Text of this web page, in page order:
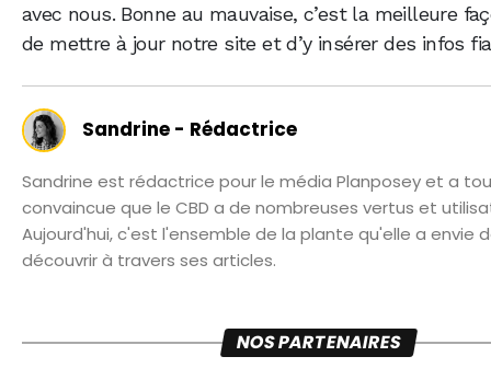
avec nous. Bonne au mauvaise, c’est la meilleure
de mettre à jour notre site et d’y insérer des infos
Sandrine - Rédactrice
Sandrine est rédactrice pour le média Planposey et a
convaincue que le CBD a de nombreuses vertus et
Aujourd'hui, c'est l'ensemble de la plante qu'elle a envie
découvrir à travers ses articles.
NOS PARTENAIRES